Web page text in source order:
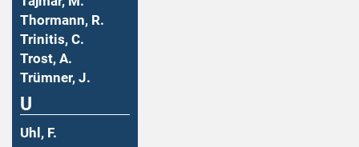
Thormann, R.
Trinitis, C.
Trost, A.
Trümner, J.
U
Uhl, F.